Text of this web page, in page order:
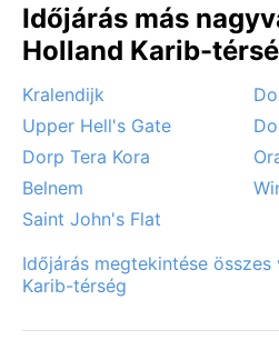
Időjárás más
Holland Karib-
Kralendijk
Upper Hell's Gate
Dorp Tera Kora
Belnem
Saint John's Flat
Időjárás megtekintése összes
Karib-térség